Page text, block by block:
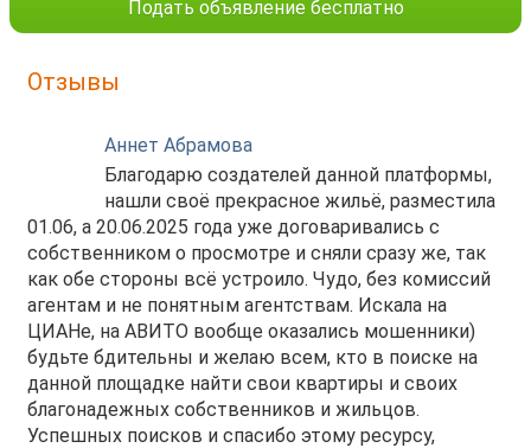
животных. Коммунальные платежи оплачиваются
пассажирский и грузовой лифты, а также подземная
парковка. Из окон открывается красивый вид на
В квартире выполнен косметический ремонт.
Просторная светлая гостиная полностью оборудована
всем необходимым в том числе кондиционером.
Телевизор в гостиной и на кухне. Кухня оснащена
всем необходимым включая посуду. В ванной
комнате совмещенный санузел с современной
сантехникой.
Подать объявление бесплатно
Отзывы
Аннет Абрамова
Благодарю создателей данной платформы,
нашли своё прекрасное жильё, разместила
01.06, а 20.06.2025 года уже договаривались с
собственником о просмотре и сняли сразу же, так
как обе стороны всё устроило. Чудо, без комиссий
агентам и не понятным агентствам. Искала на
ЦИАНе, на АВИТО вообще оказались мошенники)
будьте бдительны и желаю всем, кто в поиске на
данной площадке найти свои квартиры и своих
благонадежных собственников и жильцов.
Успешных поисков и спасибо этому ресурсу,